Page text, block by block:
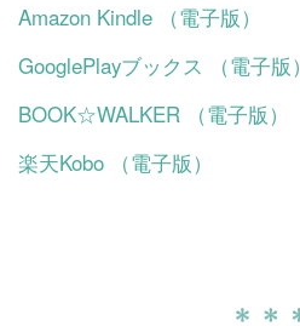
Amazon Kindle （電子版）
GooglePlayブックス （電子版）
BOOK☆WALKER （電子版）
楽天Kobo （電子版）